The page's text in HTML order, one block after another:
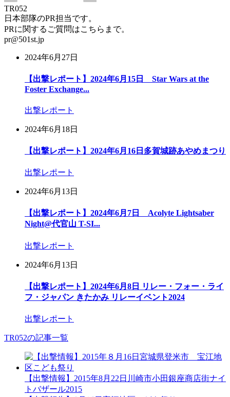
TR052
日本部隊のPR担当です。
PRに関するご質問はこちらまで。
pr@501st.jp
2024年6月27日
【出撃レポート】2024年6月15日 Star Wars at the
Foster Exchange...
出撃レポート
2024年6月18日
【出撃レポート】2024年6月16日多賀城跡あやめまつり
出撃レポート
2024年6月13日
【出撃レポート】2024年6月7日 Acolyte Lightsaber
Night@代官山 T-SI...
出撃レポート
2024年6月13日
【出撃レポート】2024年6月8日 リレー・フォー・ライ
フ・ジャパン きたかみ リレーイベント2024
出撃レポート
TR052の記事一覧
【出撃情報】2015年8月22日川崎市小田銀座商店街ナイ
トバザール2015